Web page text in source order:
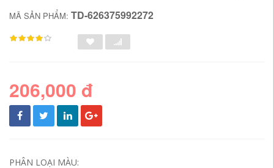
MÃ SẢN PHẨM: TD-626375992272
206,000 đ
PHÂN LOẠI MÀU: